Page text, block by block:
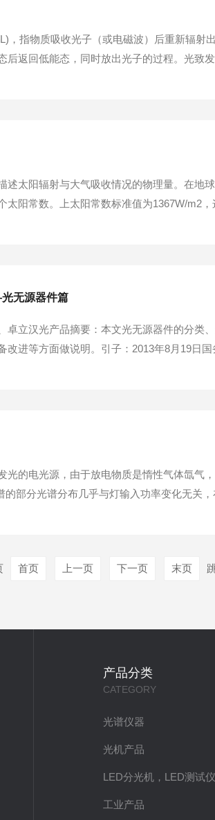
，指物质吸收光子（或电磁波）后重新辐射
后返回低能态，同时放出光子的过程。光致
述太阳辐射与大气吸收情况的物理量。在地
太阳常数。上太阳常数标准值为1367W/m2
无源器件篇
卓立汉光产品摘要：本文光无源器件的分类
进等方面做说明。引子：2013年8月19日
光的电光源，由于放电物质是惰性气体氙气
部分光谱分布几乎与灯输入功率变化无关
首页 上一页 下一页 末页
产品分类
CATEGORY
光谱仪器
光机产品
LED分光机，LED测试仪
工业产品